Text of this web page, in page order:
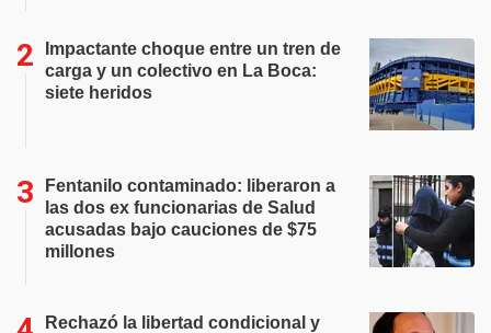
Impactante choque entre un tren de
carga y un colectivo en La Boca:
siete heridos
Fentanilo contaminado: liberaron a
las dos ex funcionarias de Salud
acusadas bajo cauciones de $75
millones
Rechazó la libertad condicional y